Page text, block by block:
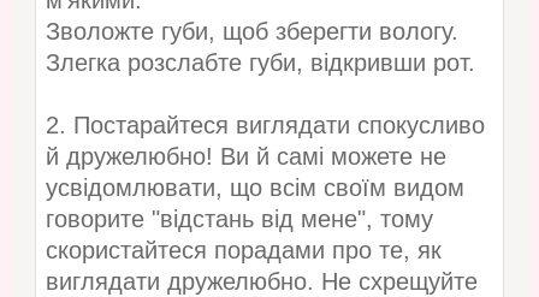
Зволожте губи, щоб зберегти вологу.
Злегка розслабте губи, відкривши рот.
2. Постарайтеся виглядати спокусливо
й дружелюбно! Ви й самі можете не
усвідомлювати, що всім своїм видом
говорите "відстань від мене", тому
скористайтеся порадами про те, як
виглядати дружелюбно. Не схрещуйте